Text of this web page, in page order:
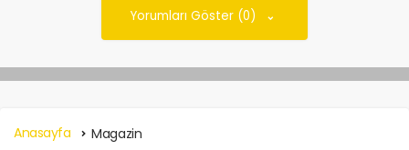
Yorumları Göster (0)
Anasayfa Magazin